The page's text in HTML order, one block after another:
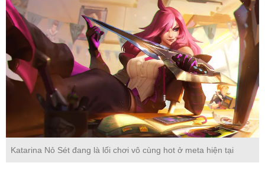
Katarina Nỏ Sét đang là lối chơi vô cùng hot ở meta hiện tại